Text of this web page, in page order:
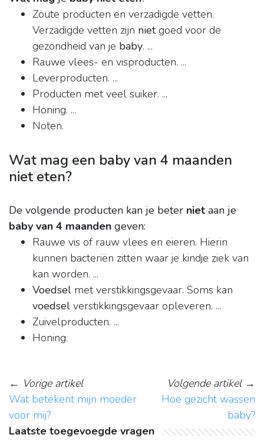
Zoute producten en verzadigde vetten.
Verzadigde vetten zijn nietgoed voor de
gezondheid van je baby. ...
Rauwe vlees- en visproducten. ...
Leverproducten. ...
Producten met veel suiker. ...
Honing. ...
Noten.
Wat mag een baby van 4 maanden
niet eten?
De volgende producten kan je beter niet aan je
baby van 4 maanden geven:
Rauwe vis of rauw vlees en eieren. Hierin
kunnen bacteriën zitten waar je kindje ziek van
kan worden. ...
Voedsel met verstikkingsgevaar. Soms kan
voedsel verstikkingsgevaar opleveren. ...
Zuivelproducten. ...
Honing.
← Vorige artikel
Wat betekent mijn moeder
voor mij?
Volgende artikel→
Hoe gezicht wassen
baby?
Laatste toegevoegde vragen